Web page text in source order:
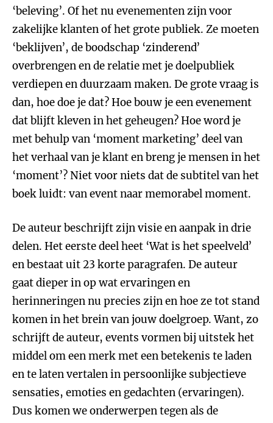
‘beleving’. Of het nu evenementen zijn voor
zakelijke klanten of het grote publiek. Ze moeten
‘beklijven’, de boodschap ‘zinderend’
overbrengen en de relatie met je doelpubliek
verdiepen en duurzaam maken. De grote vraag is
dan, hoe doe je dat? Hoe bouw je een evenement
dat blijft kleven in het geheugen? Hoe word je
met behulp van ‘moment marketing’ deel van
het verhaal van je klant en breng je mensen in het
‘moment’? Niet voor niets dat de subtitel van het
boek luidt: van event naar memorabel moment.
De auteur beschrijft zijn visie en aanpak in drie
delen. Het eerste deel heet ‘Wat is het speelveld’
en bestaat uit 23 korte paragrafen. De auteur
gaat dieper in op wat ervaringen en
herinneringen nu precies zijn en hoe ze tot stand
komen in het brein van jouw doelgroep. Want, zo
schrijft de auteur, events vormen bij uitstek het
middel om een merk met een betekenis te laden
en te laten vertalen in persoonlijke subjectieve
sensaties, emoties en gedachten (ervaringen).
Dus komen we onderwerpen tegen als de